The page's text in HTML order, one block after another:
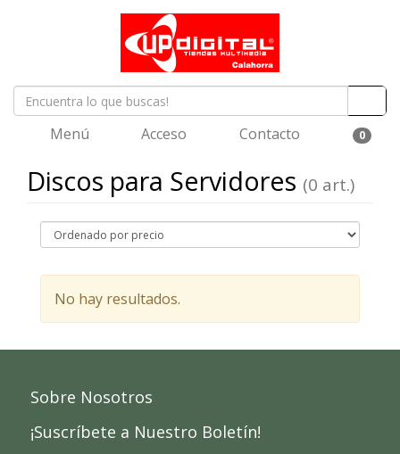
Menú Acceso Contacto 0
Discos para Servidores (0 art.)
No hay resultados.
Sobre Nosotros
¡Suscríbete a Nuestro Boletín!